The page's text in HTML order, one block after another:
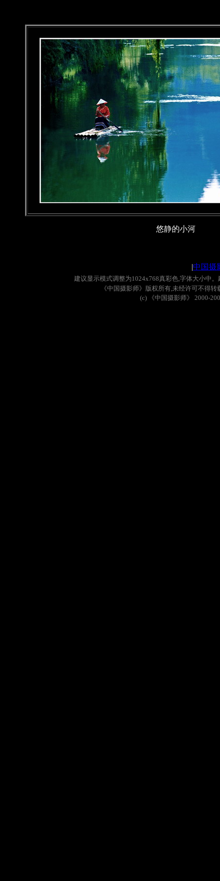
悠静的小河
|中国摄
建议显示模式调整为1024x768真彩色,字体大小中。
《中国摄影师》版权所有,未经许可不得转
(c)
《中国摄影师》 2000-200